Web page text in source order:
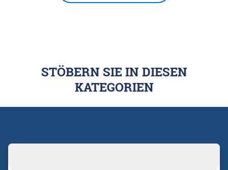
STÖBERN SIE IN DIESEN
KATEGORIEN